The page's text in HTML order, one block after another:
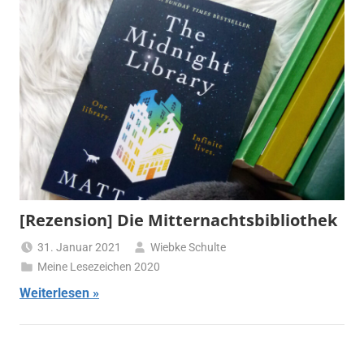
[Rezension] Die Mitternachtsbibliothek
31. Januar 2021
Wiebke Schulte
Meine Lesezeichen 2020
Weiterlesen